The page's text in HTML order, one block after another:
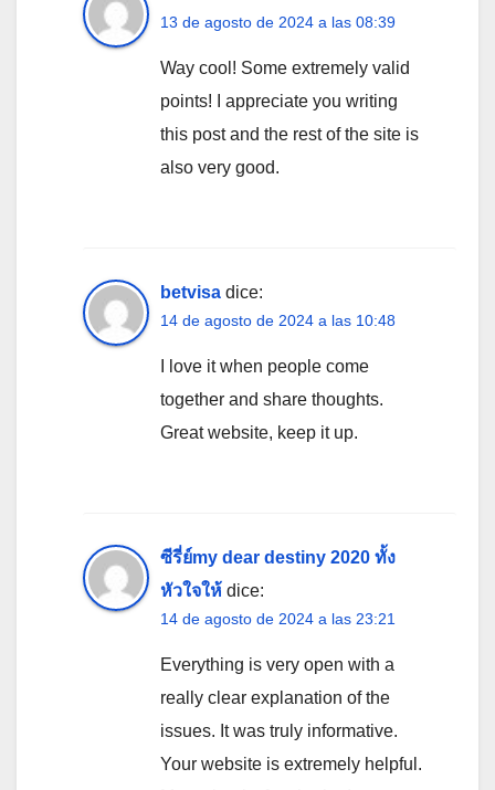
13 de agosto de 2024 a las 08:39
Way cool! Some extremely valid
points! I appreciate you writing
this post and the rest of the site is
also very good.
betvisa dice:
14 de agosto de 2024 a las 10:48
I love it when people come
together and share thoughts.
Great website, keep it up.
ซีรี่ย์my dear destiny 2020 ทั้ง
หัวใจให้ dice:
14 de agosto de 2024 a las 23:21
Everything is very open with a
really clear explanation of the
issues. It was truly informative.
Your website is extremely helpful.